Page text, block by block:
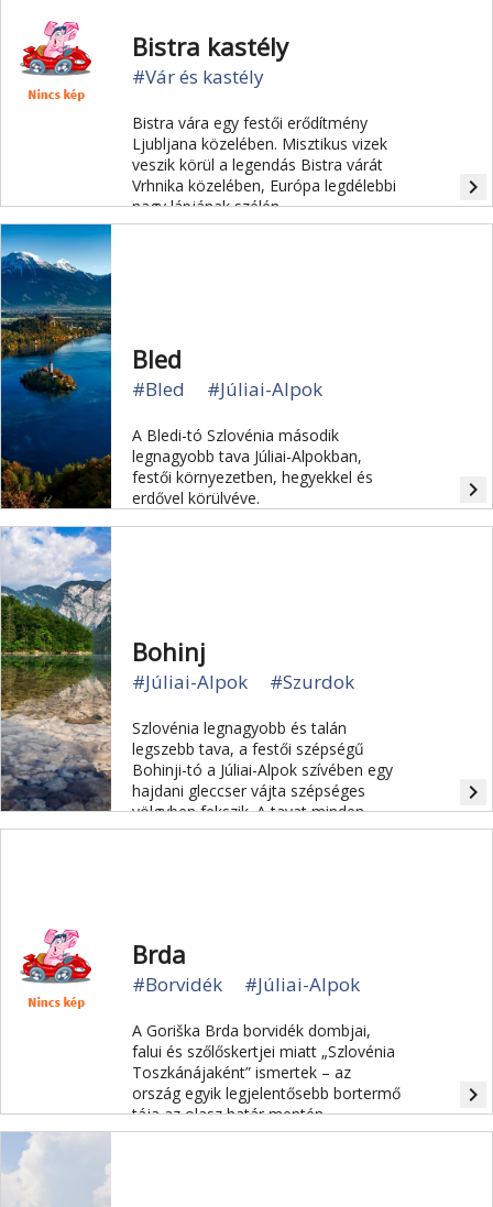
Bistra kastély
#Vár és kastély
Bistra vára egy festői erődítmény
Ljubljana közelében. Misztikus vizek
veszik körül a legendás Bistra várát
Vrhnika közelében, Európa legdélebbi
nagy lápjának szélén.
navigate_next
Bled
#Bled #Júliai-Alpok
A Bledi-tó Szlovénia második
legnagyobb tava Júliai-Alpokban,
festői környezetben, hegyekkel és
erdővel körülvéve.
navigate_next
Bohinj
#Júliai-Alpok #Szurdok
Szlovénia legnagyobb és talán
legszebb tava, a festői szépségű
Bohinji-tó a Júliai-Alpok szívében egy
hajdani gleccser vájta szépséges
völgyben fekszik. A tavat minden
évszakban élmény körbesétálni.
navigate_next
Brda
#Borvidék #Júliai-Alpok
A Goriška Brda borvidék dombjai,
falui és szőlőskertjei miatt „Szlovénia
Toszkánájaként” ismertek – az
ország egyik legjelentősebb bortermő
tája az olasz határ mentén.
navigate_next